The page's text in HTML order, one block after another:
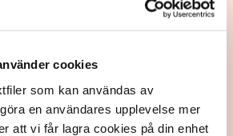
cookies
som kan användas av
en användares upplevelse mer
att vi får lagra cookies på din enhet
ska agera och prata utan att
information, tips och råd […]